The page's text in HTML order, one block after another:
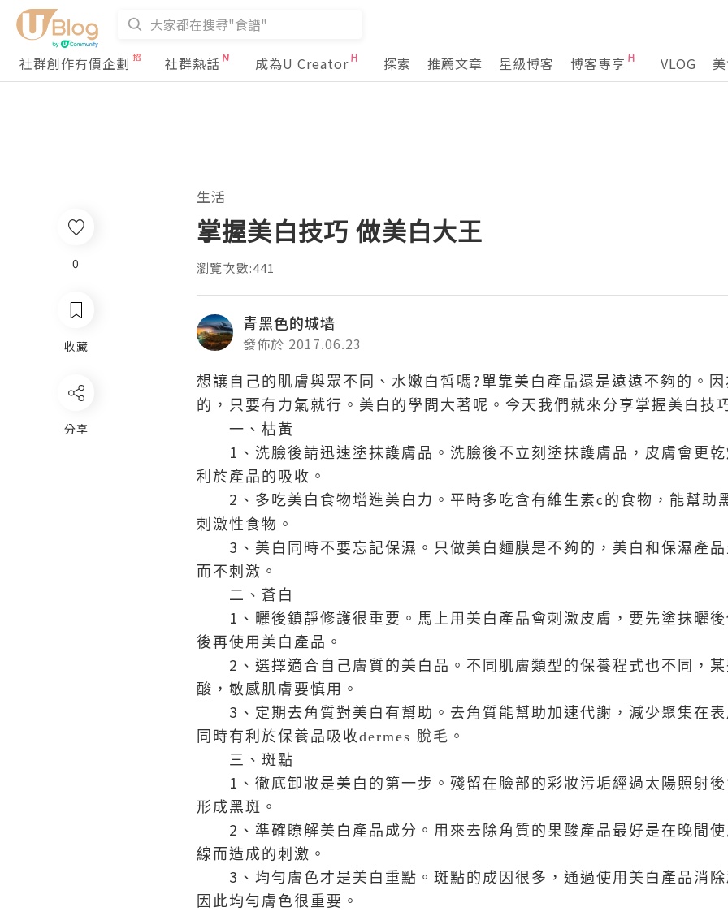
社群創作有價企劃
社群熱話 成為U Creator 探索 推薦文章 星級博客 博客專享 VLOG
生活
掌握美白技巧 做美白大王
瀏覽次數:441
青黑色的城墙
發佈於 2017.06.23
想讓自己的肌膚與眾不同、水嫩白皙嗎 ? 單靠美白產品還是遠遠不夠的。
的，只要有力氣就行。美白的學問大著呢。今天我們就來分享掌握美白技
一、枯黃
1 、洗臉後請迅速塗抹護膚品。洗臉後不立刻塗抹護膚品，皮膚會更
利於產品的吸收。
2 、多吃美白食物增進美白力。平時多吃含有維生素c 的食物，能幫助
刺激性食物。
3 、美白同時不要忘記保濕。只做美白麵膜是不夠的，美白和保濕產
而不刺激。
二、蒼白
1 、曬後鎮靜修護很重要。馬上用美白產品會刺激皮膚，要先塗抹曬
後再使用美白產品。
2 、選擇適合自己膚質的美白品。不同肌膚類型的保養程式也不同，
酸，敏感肌膚要慎用。
3 、定期去角質對美白有幫助。去角質能幫助加速代謝，減少聚集在
同時有利於保養品吸收dermes 脫毛 。
三、斑點
1 、徹底卸妝是美白的第一步。殘留在臉部的彩妝污垢經過太陽照射
形成黑斑。
2 、準確瞭解美白產品成分。用來去除角質的果酸產品最好是在晚間
線而造成的刺激。
3 、均勻膚色才是美白重點。斑點的成因很多，通過使用美白產品消
因此均勻膚色很重要。
0
收藏
分享